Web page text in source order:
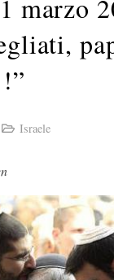
marzo
Israele